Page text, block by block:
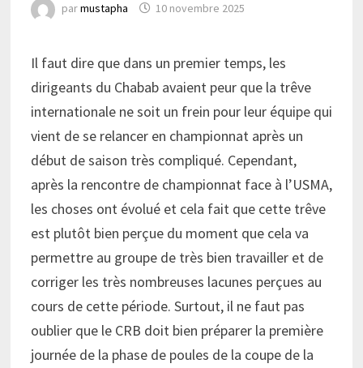
parmustapha 10 novembre 2025
Il faut dire que dans un premier temps, les
dirigeants du Chabab avaient peur que la trêve
internationale ne soit un frein pour leur équipe qui
vient de se relancer en championnat après un
début de saison très compliqué. Cependant,
après la rencontre de championnat face à l’USMA,
les choses ont évolué et cela fait que cette trêve
est plutôt bien perçue du moment que cela va
permettre au groupe de très bien travailler et de
corriger les très nombreuses lacunes perçues au
cours de cette période. Surtout, il ne faut pas
oublier que le CRB doit bien préparer la première
journée de la phase de poules de la coupe de la